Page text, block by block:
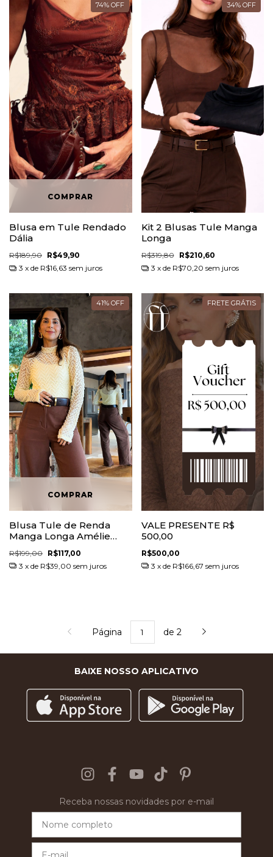
74% OFF
Blusa em Tule Rendado
Dália
R$189,90 R$49,90
3 x de R$16,63 sem juros
34% OFF
Kit 2 Blusas Tule Manga
Longa
R$319,80
R$210,60
3 x de R$70,20 sem juros
41% OFF
Blusa Tule de Renda
Manga Longa Amélie
Amarelo Manteiga
R$199,00 R$117,00
3 x de R$39,00 sem juros
FRETE GRÁTIS
VALE PRESENTE R$
500,00
R$500,00
3 x de R$166,67 sem juros
Página de 2
BAIXE NOSSO APLICATIVO
Receba nossas novidades por e-mail